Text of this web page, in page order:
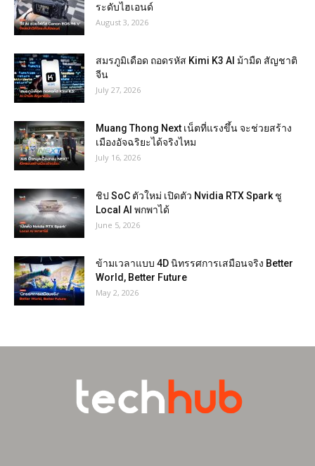
ระดับไฮเอนด์
August 3, 2026
สมรภูมิเดือด ถอดรหัส Kimi K3 AI ม้ามืด สัญชาติ
จีน
July 27, 2026
Muang Thong Next เน็ตที่แรงขึ้น จะช่วยสร้าง
เมืองอัจฉริยะได้จริงไหม
July 16, 2026
ชิป SoC ตัวใหม่ เปิดตัว Nvidia RTX Spark ชู
Local AI พกพาได้
June 5, 2026
ข้ามเวลาแบบ 4D นิทรรศการเสมือนจริง Better
World, Better Future
May 2, 2026